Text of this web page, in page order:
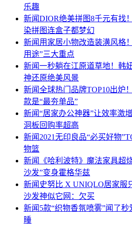
乐趣
新闻DIOR绝美拼图8千元有找
染拼图连盒子都梦幻
新闻 用家居小物改造装潢风格
用途”三大重点
新闻一秒躺在江原道草地！韩
神还原绝美风景
新闻全球热门品牌TOP10出炉
款是“最夯单品”
新闻“居家办公神器”让效率激
洞板回购率超高
新闻2021无印良品“必买好物
物篮
新闻
《哈利波特》魔法家具超
沙发”变身霍格华兹
新闻 史努比 X UNIQLO居家服
沙发神似它网：欠买
新闻 5款“织物香氛喷雾”闻了
睡